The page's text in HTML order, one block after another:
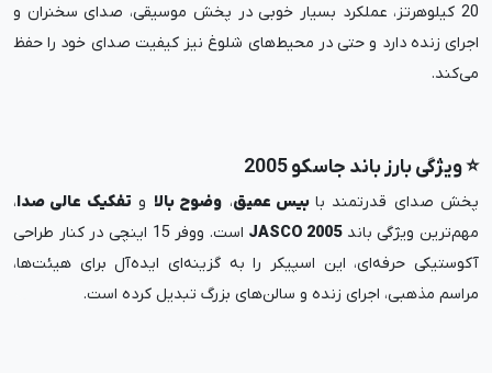
20 کیلوهرتز، عملکرد بسیار خوبی در پخش موسیقی، صدای سخنران و
اجرای زنده دارد و حتی در محیط‌های شلوغ نیز کیفیت صدای خود را حفظ
می‌کند.
⭐ ویژگی بارز باند جاسکو 2005
پخش صدای قدرتمند با بیس عمیق، وضوح بالا و تفکیک عالی صدا،
مهم‌ترین ویژگی باندJASCO 2005
است. ووفر 15 اینچی در کنار طراحی
آکوستیکی حرفه‌ای، این اسپیکر را به گزینه‌ای ایده‌آل برای هیئت‌ها،
مراسم مذهبی، اجرای زنده و سالن‌های بزرگ تبدیل کرده است.